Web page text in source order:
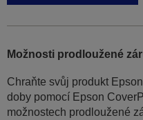
Možnosti prodloužené
Chraňte svůj produkt
doby pomocí Epson
možnostech prodloužené